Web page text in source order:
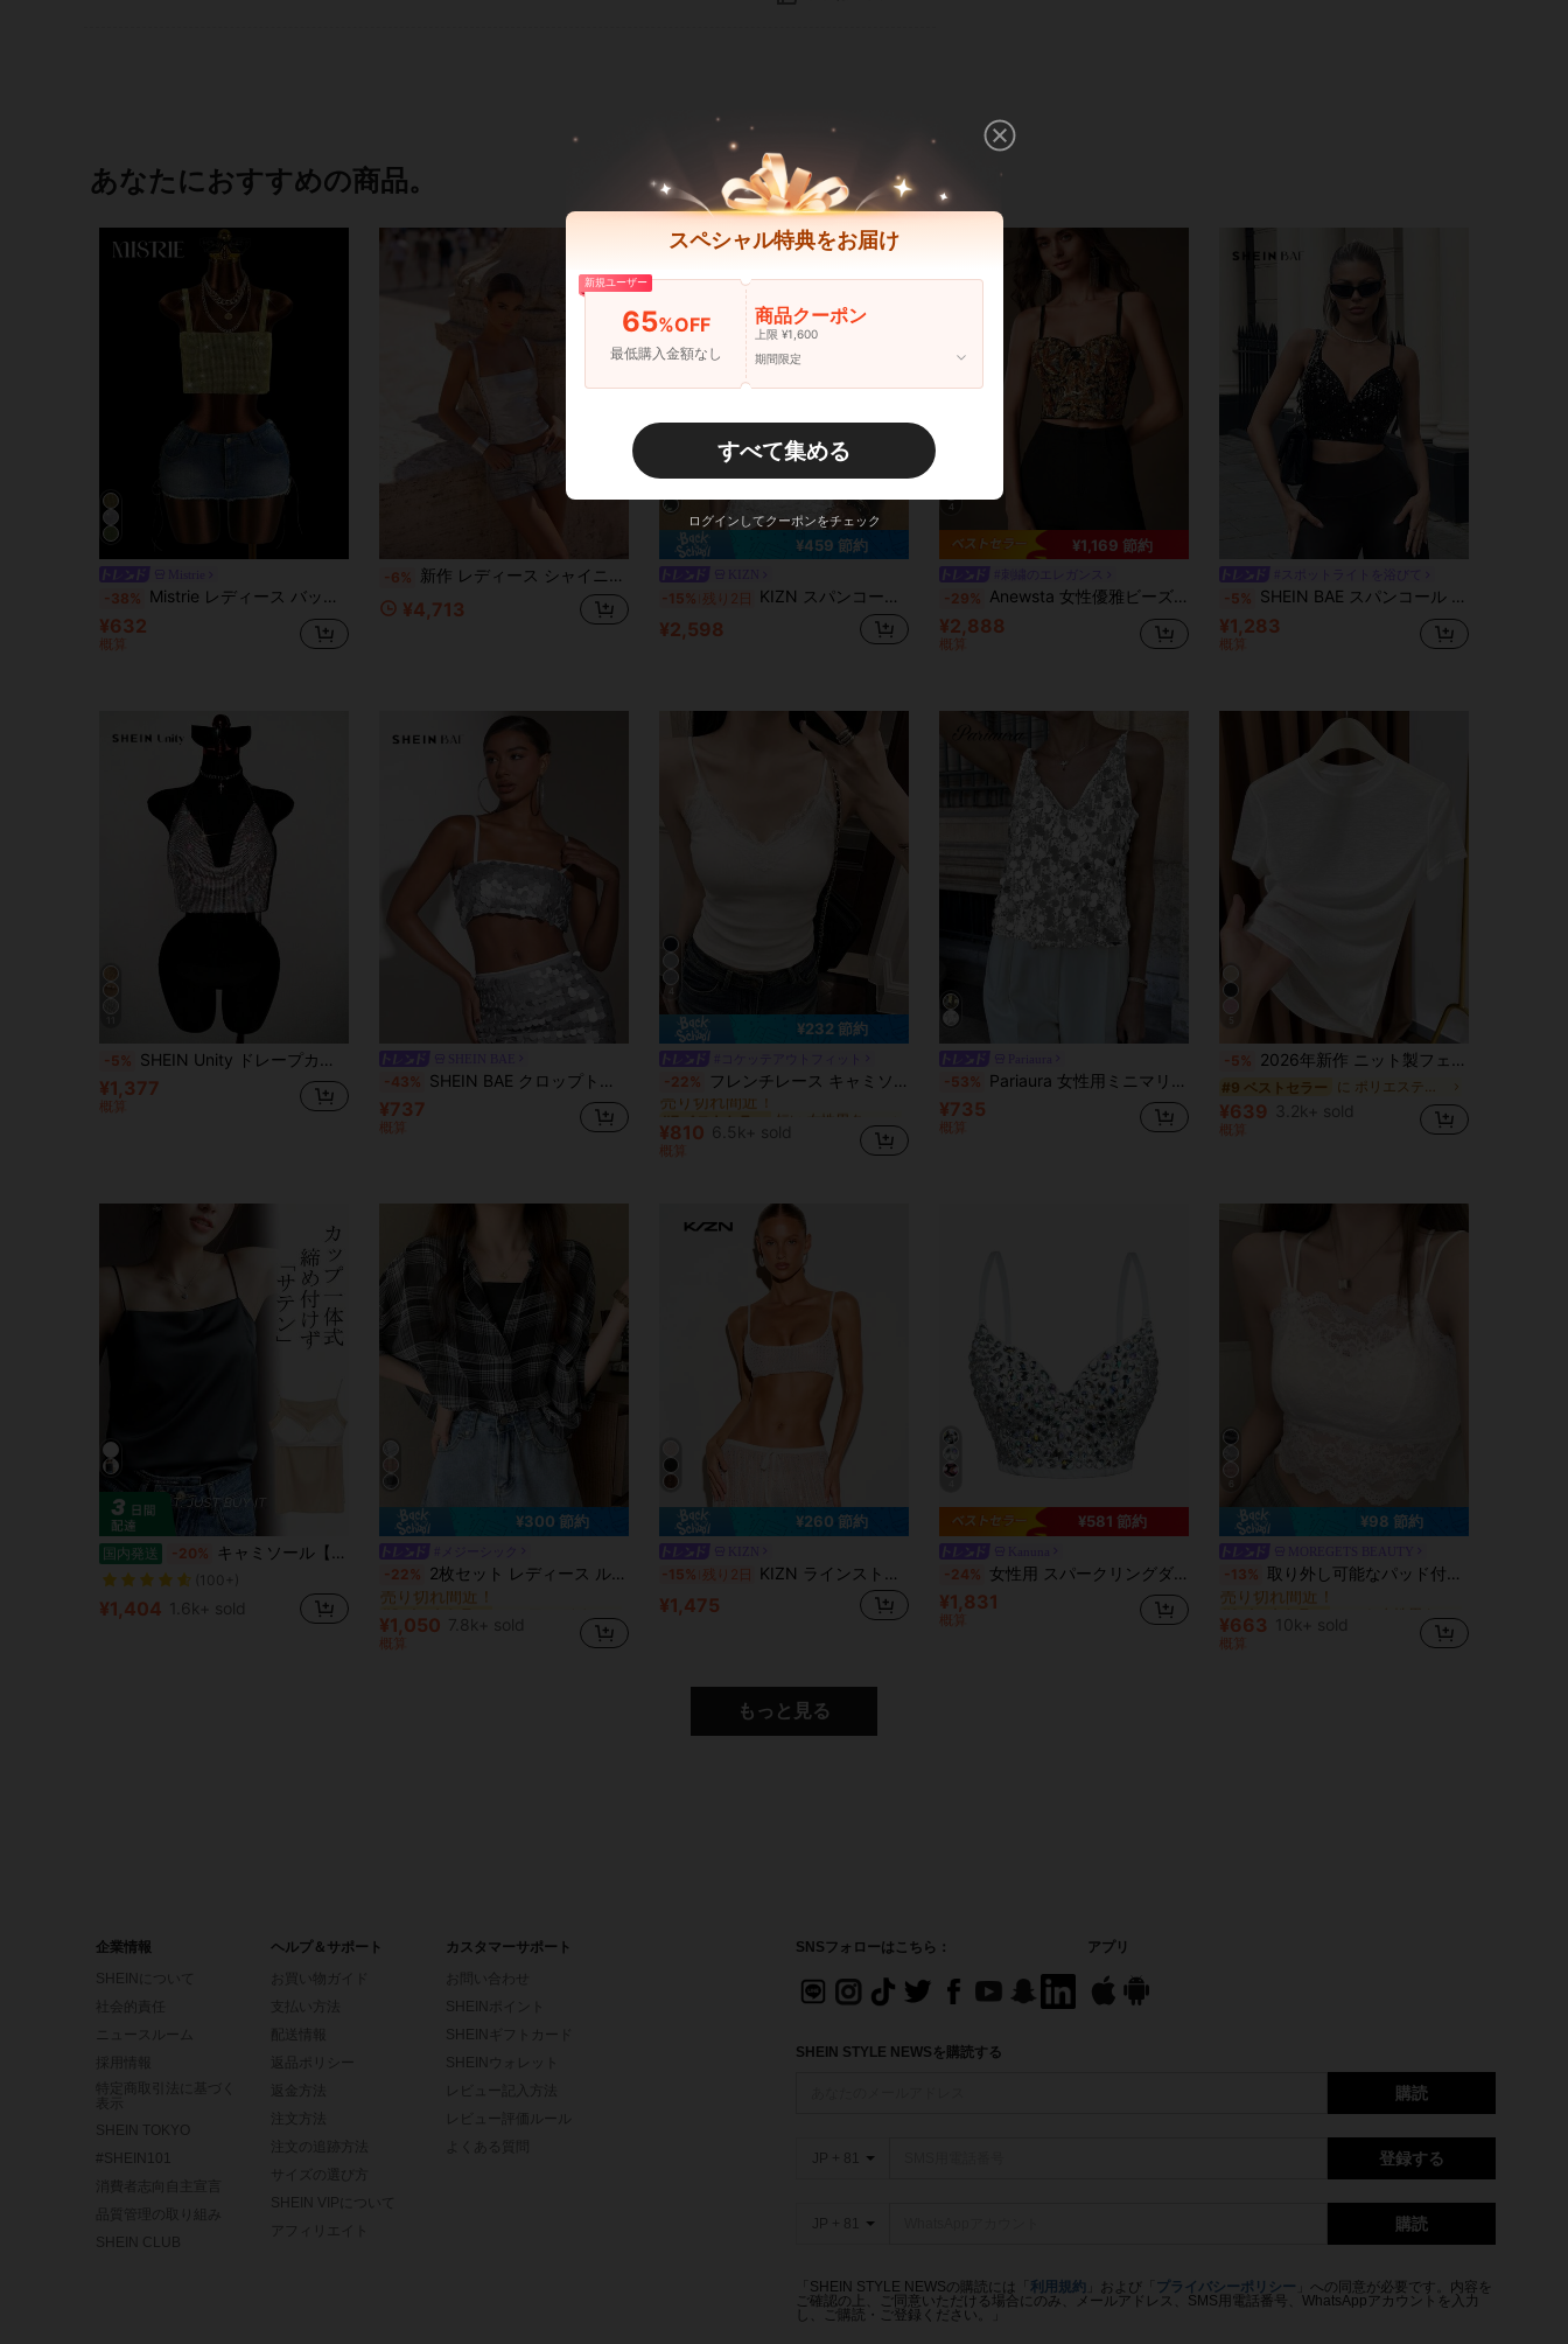
あなたにおすすめの商品。
-38% Mistrie レディース バックレス ラインストーン装飾 クロップド キャミソールトップ ライムグリーン 夏 テクノ ナイトアウト クラブ レーブ用 光沢感 バー カーニバル クラブウェア
¥632
概算
-6% 新作 レディース シャイニー ゴールド&シルバー セクシー クロップド ノースリーブ キャミソール ホロウアウト リボンディテール スリムフィット
¥4,713
¥459 節約
-15% 残り2日 KIZN スパンコールビーズ付きクロップトップ、スパゲッティストラップ、ディスクパレット装飾ブラレット、パーティーナイトアウトフェスティバルトップ
¥2,598
4
¥1,169 節約
-29% Anewsta 女性優雅ビーズ刺繍キャミソールトップ
¥2,888
概算
-5% SHEIN BAE スパンコール クロップキャミトップ
¥1,283
概算
-5% SHEIN Unity ドレープカラー チェーン ディテール バックレス クロップ メタリック ホルターネック トップ ニューイヤーホリデーパーティー衣装
¥1,377
概算
-43% SHEIN BAE クロップトップ キラキラ スパゲッティストラップ ノースリーブ
¥737
概算
¥232 節約
-22% フレンチレース キャミソールトップ パッド入りバスト ホワイト アンダーシャツ カジュアル
#7 ベストセラー
売り切れ間近！
#7 ベストセラー
売り切れ間近！
#7 ベストセラー
売り切れ間近！
#7 ベストセラー 短い 女性用タンクトップ&キャミス
売り切れ間近！
¥810 6.5k+ sold
概算
-53% Pariaura 女性用ミニマリストエレガントシーケンスキャミソール、パーティー用
¥735
概算
-5% 2026年新作 ニット製フェイスマスク付き半袖インナーシャツ、レディース夏用薄手ラウンドネック白Tシャツカジュアル
#9 ベストセラー に ポリエステル デイリーTシャツ
¥639 3.2k+ sold
概算
国内発送 -20% キャミソール【キャミソール カップ付き】 サテン 下着 インナー ブラウス トップス タンクトップ サテンスリップ 重ね着 光沢 オフィス セクシー 上品 フォーマ
(100+)
¥1,404 1.6k+ sold
¥300 節約
-22% 2枚セット レディース ルーズ ショートシャツ & キャミソールトップ、春/夏新作、チェック柄 薄手 セミシアー シフォン 日よけブラウス カジュアル ブラック
#2 ベストセラー
売り切れ間近！
#2 ベストセラー
売り切れ間近！
#2 ベストセラー
売り切れ間近！
#2 ベストセラー に シアー デイリーシャツ
売り切れ間近！
¥1,050 7.8k+ sold
概算
¥260 節約
-15% 残り2日 KIZN ラインストーン装飾 シアーメッシュ クロップブラレットトップ スパゲッティストラップ キラキラ パーティー フェスティバル 夏用
¥1,475
¥581 節約
-24% 女性用 スパークリングダイヤモンド セクシー ショート キャミソールトップ カジュアル バケーション ホワイト サマー
¥1,831
概算
¥98 節約
-13% 取り外し可能なパッド付きレースキャミソール、多用途ノースリーブアンダーシャツ、女性向け、新学期、クリスマス、春節、カジュアルホワイトサマー、シック&エレガント
#1 ベストセラー
売り切れ間近！
#1 ベストセラー
売り切れ間近！
#1 ベストセラー
売り切れ間近！
#1 ベストセラー モスク 女性用タンクトップ&キャミス
売り切れ間近！
¥663 10k+ sold
概算
もっと見る
企業情報
SHEINについて
ニュースルーム
SHEIN TOKYO
#SHEIN101
消費者志向自主宣言
品質管理の取り組み
SHEIN CLUB
ヘルプ＆サポート
お買い物ガイド
支払い方法
返品ポリシー
サイズの選び方
SHEIN VIPについて
アフィリエイト
カスタマーサポート
お問い合わせ
SHEINポイント
SHEINギフトカード
SHEINウォレット
レビュー記入方法
レビュー評価ルール
よくある質問
SNSフォローはこちら： アプリ
SHEIN STYLE NEWSを購読する
購読
JP + 81 登録する
JP + 81 購読
「SHEIN STYLE NEWSの購読には「 利用規約 」および「 プライバシーポリシー 」への同意が必要です。内容を
ご確認の上、ご同意いただける場合にのみ、メールアドレス、SMS用電話番号、WhatsAppアカウントを入力
し、ご購読・ご登録ください。」
スペシャル特典をお届け
新規ユーザー
65%OFF
最低購入金額なし
商品クーポン
上限 ¥1,600
期間限定
すべて集める
ログインしてクーポンをチェック